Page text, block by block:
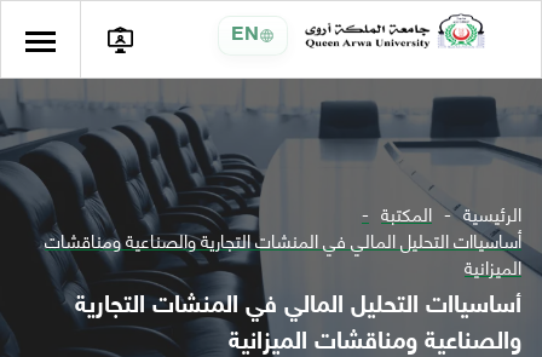
EN
الرئيسية المكتبة
أساسياات التحليل المالي في المنشات التجارية والصناعية ومناقشات
الميزانية
أساسياات التحليل المالي في المنشات التجارية
والصناعية ومناقشات الميزانية